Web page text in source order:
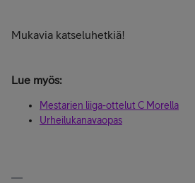
Mukavia katseluhetkiä!
Lue myös:
Mestarien liiga-ottelut C Morella
Urheilukanavaopas